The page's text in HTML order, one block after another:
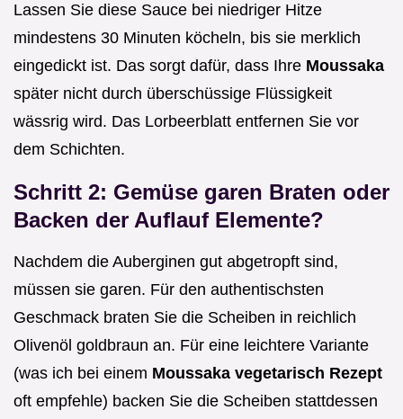
Lassen Sie diese Sauce bei niedriger Hitze
mindestens 30 Minuten köcheln, bis sie merklich
eingedickt ist. Das sorgt dafür, dass Ihre Moussaka
später nicht durch überschüssige Flüssigkeit
wässrig wird. Das Lorbeerblatt entfernen Sie vor
dem Schichten.
Schritt 2: Gemüse garen Braten oder
Backen der Auflauf Elemente?
Nachdem die Auberginen gut abgetropft sind,
müssen sie garen. Für den authentischsten
Geschmack braten Sie die Scheiben in reichlich
Olivenöl goldbraun an. Für eine leichtere Variante
(was ich bei einem Moussaka vegetarisch Rezept
oft empfehle) backen Sie die Scheiben stattdessen